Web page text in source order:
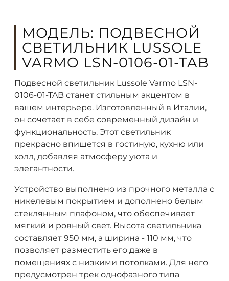
МОДЕЛЬ: ПОДВЕСНОЙ
СВЕТИЛЬНИК LUSSOLE
VARMO LSN-0106-01-TAB
Подвесной светильник Lussole Varmo LSN-
0106-01-TAB станет стильным акцентом в
вашем интерьере. Изготовленный в Италии,
он сочетает в себе современный дизайн и
функциональность. Этот светильник
прекрасно впишется в гостиную, кухню или
холл, добавляя атмосферу уюта и
элегантности.
Устройство выполнено из прочного металла с
никелевым покрытием и дополнено белым
стеклянным плафоном, что обеспечивает
мягкий и ровный свет. Высота светильника
составляет 950 мм, а ширина - 110 мм, что
позволяет разместить его даже в
помещениях с низкими потолками. Для него
предусмотрен трек однофазного типа